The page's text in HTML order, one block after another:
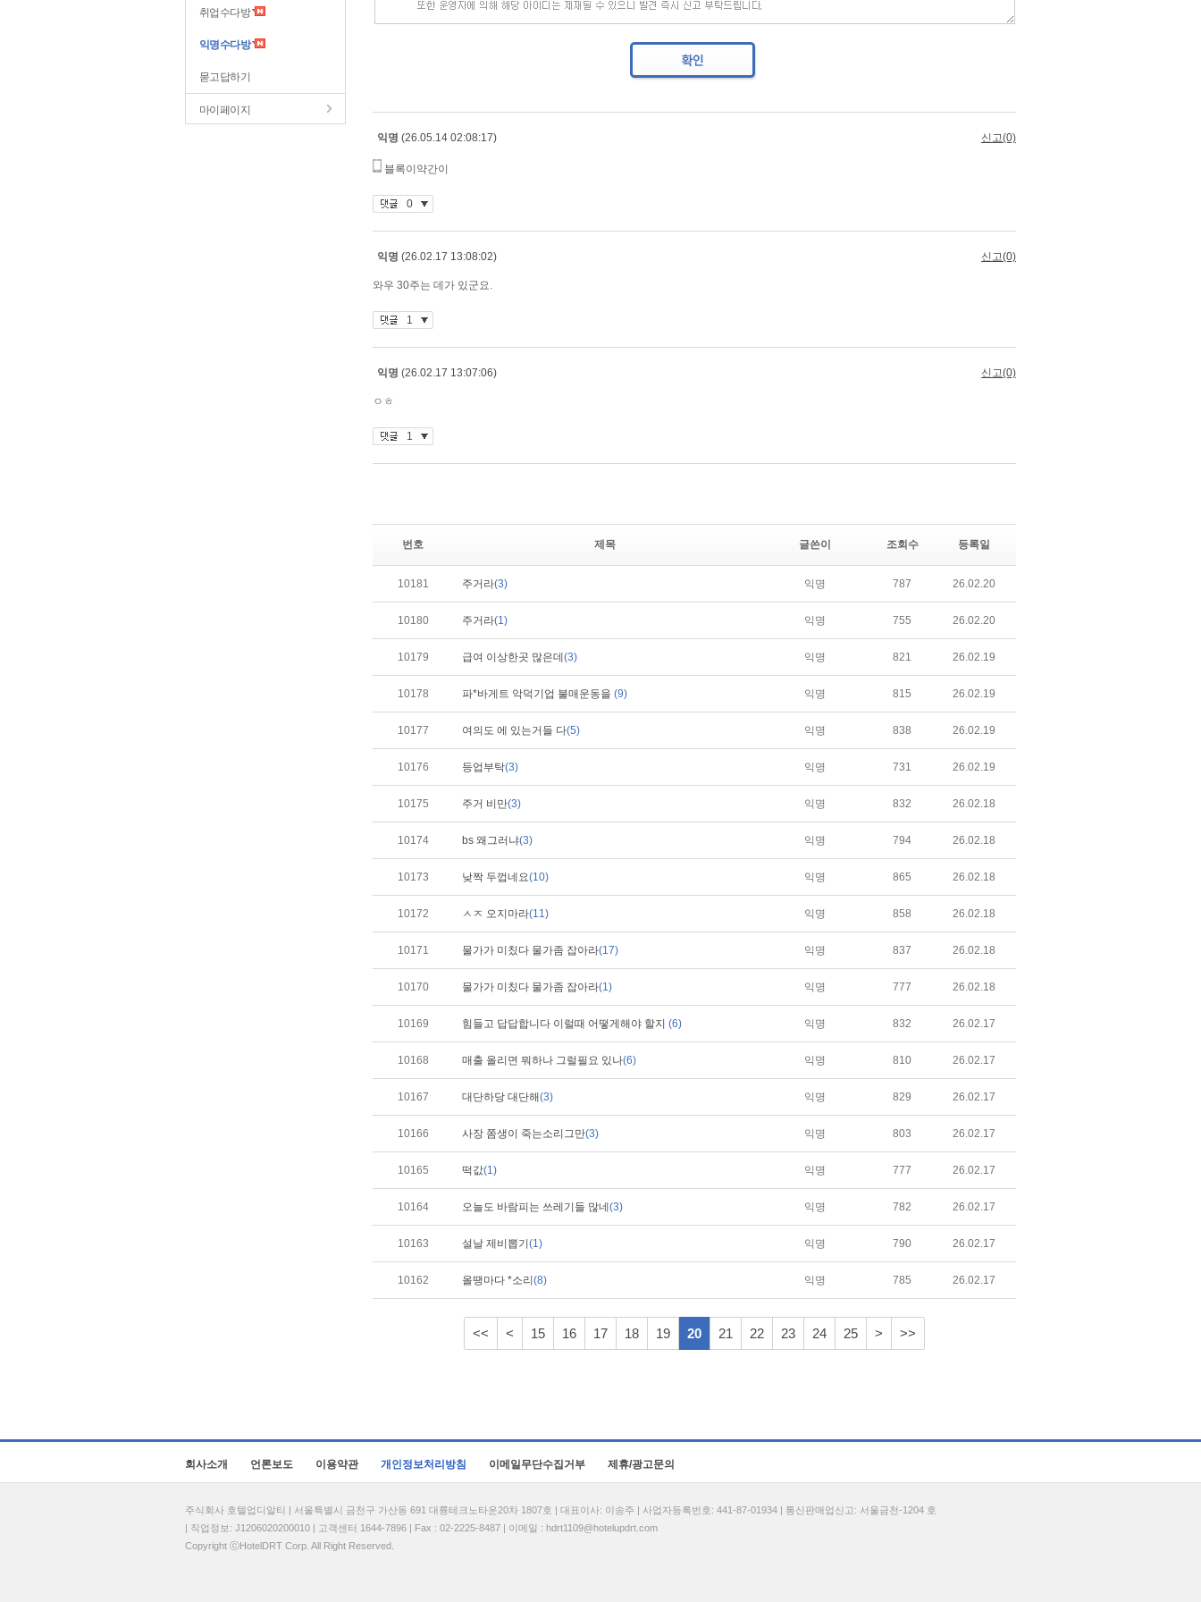
취업수다방
익명수다방
묻고답하기
마이페이지
번호 제목 글쓴이 조회수 등록일
10181 주거라(3) 익명 787 26.02.20
10180 주거라(1) 익명 755 26.02.20
10179 급여 이상한곳 많은데 (3) 익명 821 26.02.19
10178 파*바게트 악덕기업 불매운동을 (9) 익명 815 26.02.19
10177 여의도 에 있는거들 다(5) 익명 838 26.02.19
10176 등업부탁(3) 익명 731 26.02.19
10175 주거 비만(3) 익명 832 26.02.18
10174 bs 왜그러냐(3) 익명 794 26.02.18
10173 낮짝 두껍네요(10) 익명 865 26.02.18
10172 ㅅㅈ 오지마라(11) 익명 858 26.02.18
10171 물가가 미칬다 물가좀 잡아라(17) 익명 837 26.02.18
10170 물가가 미칬다 물가좀 잡아라(1) 익명 777 26.02.18
10169 힘들고 답답합니다 이럴때 어떻게해야 할지 (6) 익명 832 26.02.17
10168 매출 올리면 뭐하나 그럴필요 있나(6) 익명 810 26.02.17
10167 대단하당 대단해(3) 익명 829 26.02.17
10166 사장 쫌생이 죽는소리그만(3) 익명 803 26.02.17
10165 떡값(1) 익명 777 26.02.17
10164 오늘도 바람피는 쓰레기들 많네 (3) 익명 782 26.02.17
10163 설날 제비뽑기 (1) 익명 790 26.02.17
10162 올땡마다 *소리 (8) 익명 785 26.02.17
<< < 15 16 17 18 19 20 21 22 23 24 25 > >>
회사소개 언론보도 이용약관 개인정보처리방침 이메일무단수집거부 제휴/광고문의
주식회사 호텔업디알티 | 서울특별시 금천구 가산동 691 대륭테크노타운20차 1807호 | 대표이사: 이송주 | 사업자등록번호: 441-87-01934 | 통신판매업신고: 서울금천-1204 호
| 직업정보: J1206020200010 | 고객센터 1644-7896 | Fax : 02-2225-8487 | 이메일 : hdrt1109@hotelupdrt.com
Copyright ⓒHotelDRT Corp. All Right Reserved.